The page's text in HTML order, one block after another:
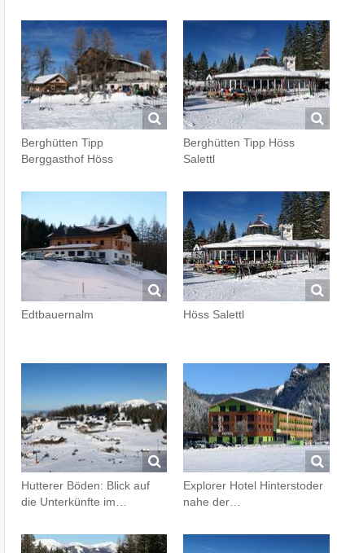
Berghütten Tipp
Berggasthof Höss
Berghütten Tipp Höss
Salettl
Edtbauernalm Höss Salettl
Hutterer Böden: Blick auf
die Unterkünfte im…
Explorer Hotel Hinterstoder
nahe der…